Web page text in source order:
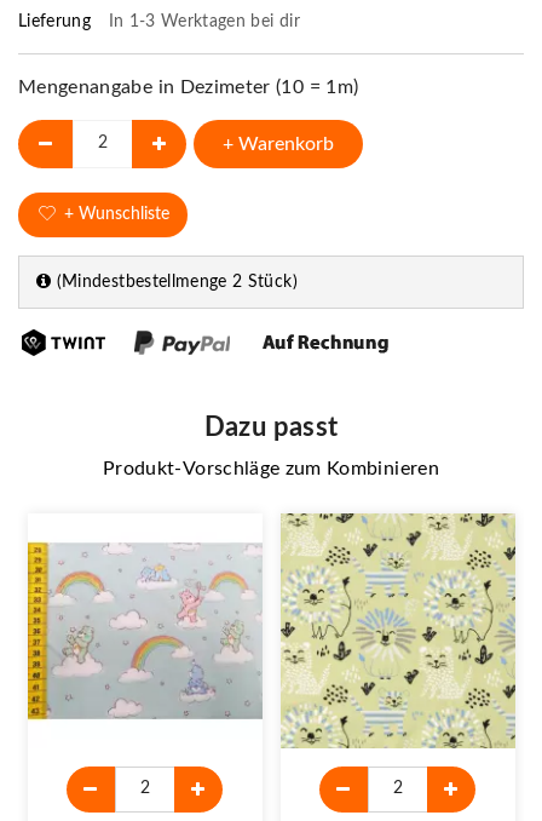
Lieferung In 1-3 Werktagen bei dir
Mengenangabe in Dezimeter (10 = 1m)
+ Warenkorb
+ Wunschliste
(Mindestbestellmenge 2 Stück)
Dazu passt
Produkt-Vorschläge zum Kombinieren